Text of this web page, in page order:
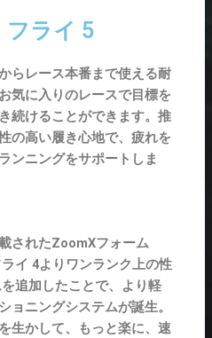
フライ 5
らレース本番まで使える耐
気に入りのレースで目標を
続けることができます。推
の高い履き心地で、疲れを
ンニングをサポートしま
されたZoomXフォーム
イ 4よりワンランク上の性
追加したことで、より軽
ョニングシステムが誕生。
生かして、もっと楽に、速